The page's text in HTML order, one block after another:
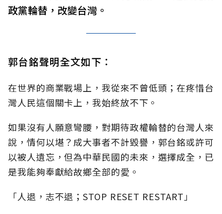
政黨輪替，改變台灣。
郭台銘聲明全文如下：
在世界的商業戰場上，我從來不曾低頭；在疼惜台
灣人民這個關卡上，我始終放不下。
如果沒有人願意彎腰，對期待政權輪替的台灣人來
說，情何以堪？成大事者不計毀譽，郭台銘或許可
以被人遺忘，但為中華民國的未來，選擇成全，已
是我能夠奉獻給故鄉全部的愛。
「人退，志不退；STOP RESET RESTART」